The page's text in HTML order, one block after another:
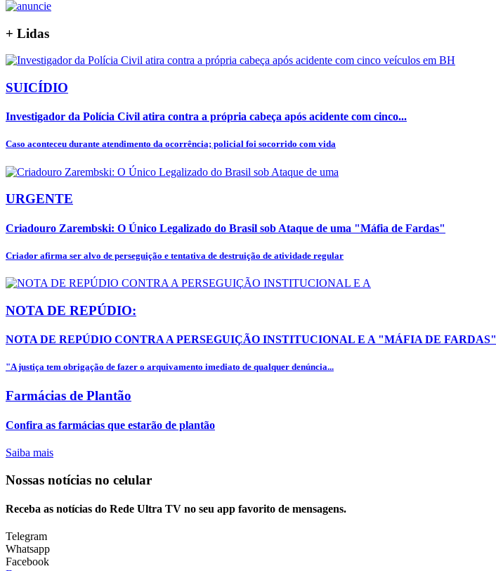
+ Lidas
SUICÍDIO
Investigador da Polícia Civil atira contra a própria cabeça após acidente com cinco...
Caso aconteceu durante atendimento da ocorrência; policial foi socorrido com vida
URGENTE
Criadouro Zarembski: O Único Legalizado do Brasil sob Ataque de uma "Máfia de Fardas"
Criador afirma ser alvo de perseguição e tentativa de destruição de atividade regular
NOTA DE REPÚDIO:
NOTA DE REPÚDIO CONTRA A PERSEGUIÇÃO INSTITUCIONAL E A "MÁFIA DE FARDAS"
"A justiça tem obrigação de fazer o arquivamento imediato de qualquer denúncia...
Farmácias de Plantão
Confira as farmácias que estarão de plantão
Saiba mais
Nossas notícias no celular
Receba as notícias do Rede Ultra TV no seu app favorito de mensagens.
Telegram
Whatsapp
Facebook